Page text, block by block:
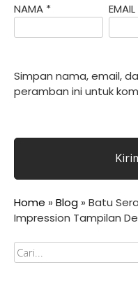
NAMA * EMAIL
Simpan nama, email,
peramban ini untuk
Home » Blog » Batu
Impression Tampilan
Cari